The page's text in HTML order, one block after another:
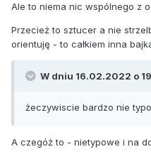
Ale to niema nic wspólnego z
Przecież to sztucer a nie
orientuję - to całkiem inna
W dniu 16.02.2022 o
żeczywiscie bardzo nie
A czegóż to - nietypowe i na